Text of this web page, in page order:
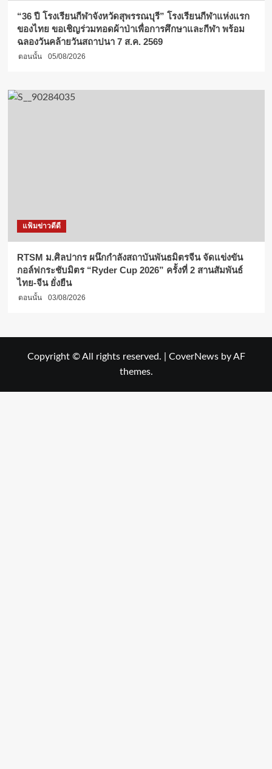
“36 ปี โรงเรียนกีฬาจังหวัดสุพรรณบุรี” โรงเรียนกีฬาแห่งแรก
ของไทย ขอเชิญร่วมทอดผ้าป่าเพื่อการศึกษาและกีฬา พร้อม
ฉลองวันคล้ายวันสถาปนา 7 ส.ค. 2569
ตอนนั้น 05/08/2026
แฟ้มข่าวดีดี
RTSM ม.ศิลปากร ผนึกกำลังสถาบันพันธมิตรจีน จัดแข่งขัน
กอล์ฟกระชับมิตร “Ryder Cup 2026” ครั้งที่ 2 สานสัมพันธ์
ไทย-จีน ยั่งยืน
ตอนนั้น 03/08/2026
Copyright © All rights reserved. CoverNewsby AF
themes.